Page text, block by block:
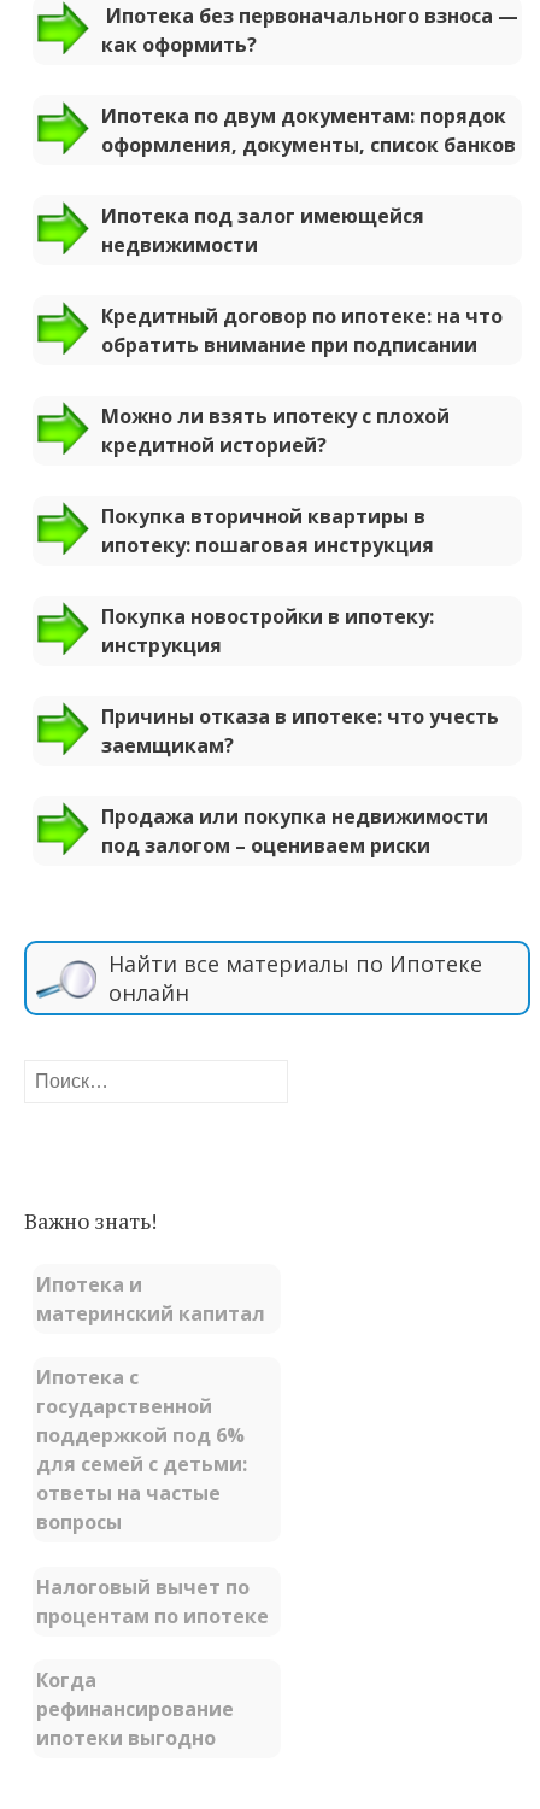
Ипотека без первоначального взноса —
как оформить?
Ипотека по двум документам: порядок
оформления, документы, список банков
Ипотека под залог имеющейся
недвижимости
Кредитный договор по ипотеке: на что
обратить внимание при подписании
Можно ли взять ипотеку с плохой
кредитной историей?
Покупка вторичной квартиры в
ипотеку: пошаговая инструкция
Покупка новостройки в ипотеку:
инструкция
Причины отказа в ипотеке: что учесть
заемщикам?
Продажа или покупка недвижимости
под залогом – оцениваем риски
Найти все материалы по Ипотеке
онлайн
Найти:
Важно знать!
Ипотека и
материнский капитал
Ипотека с
государственной
поддержкой под 6%
для семей с детьми:
ответы на частые
вопросы
Налоговый вычет по
процентам по ипотеке
Когда
рефинансирование
ипотеки выгодно